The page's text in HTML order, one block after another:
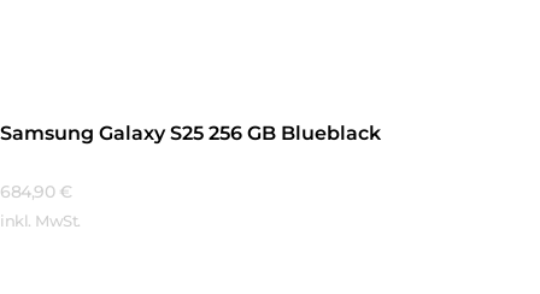
Samsung Galaxy S25 256 GB Blueblack
684,90 €
inkl. MwSt.